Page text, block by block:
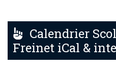
Calendrier
Freinet iCal &